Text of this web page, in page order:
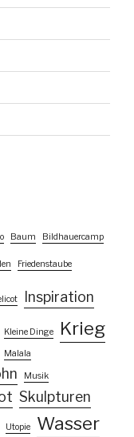
Baum Bildhauercamp
Friedenstaube
Inspiration
Kleine Dinge Krieg
Malala
Musik
Skulpturen
Utopie Wasser